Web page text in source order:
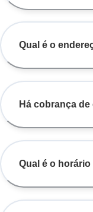
Qual é o
Há cobrança de
Qual é o